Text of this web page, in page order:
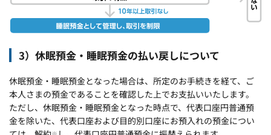
3）休眠預金・睡眠預金の払い戻しについて
休眠預金・睡眠預金となった場合は、所定のお手続きを経て、ご
本人さまの預金であることを確認した上でお支払いいたします。
ただし、休眠預金・睡眠預金となった時点で、代表口座円普通預
金を除いた、代表口座および目的別口座にお預入れの預金につい